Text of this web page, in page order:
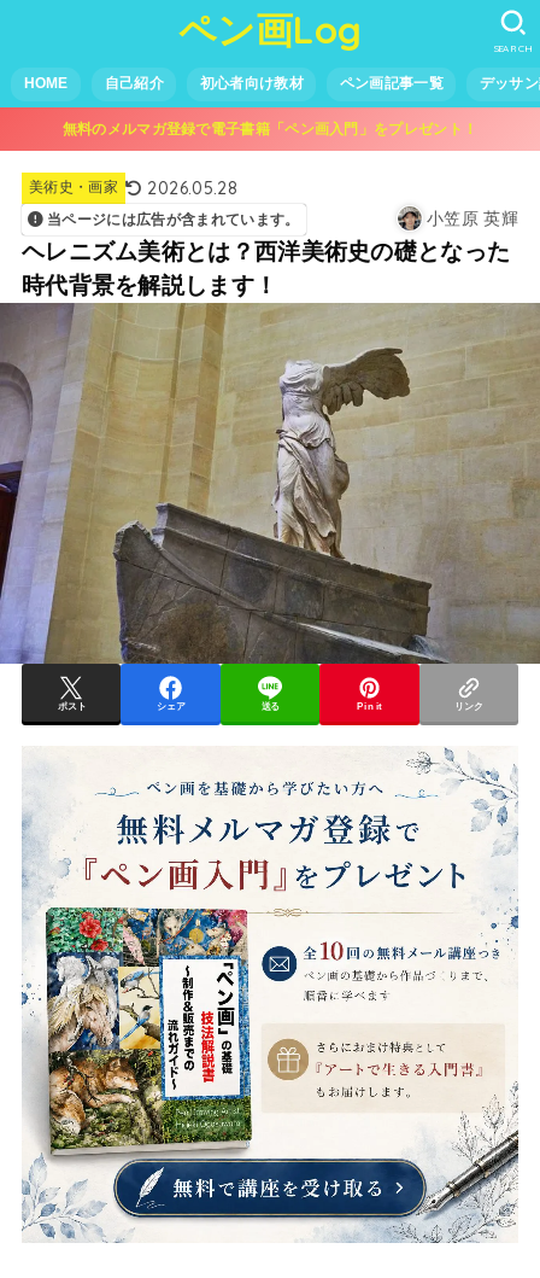
ペン画Log
HOME 自己紹介 初心者向け教材 ペン画記事一覧 デッサ
SEARCH
無料のメルマガ登録で電子書籍「ペン画入門」をプレゼント！
美術史・画家 2026.05.28
当ページには広告が含まれています。 小笠原 英輝
ヘレニズム美術とは？西洋美術史の礎となった
時代背景を解説します！
ポスト シェア 送る Pin it リンク